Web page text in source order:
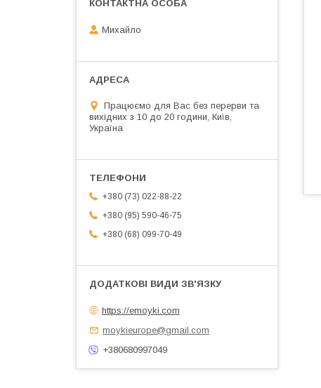
Михайло
Працюємо для Вас без перерви та
вихідних з 10 до 20 години, Київ,
Україна
+380 (73) 022-88-22
+380 (95) 590-46-75
+380 (68) 099-70-49
https://emoyki.com
moykieurope@gmail.com
+380680997049